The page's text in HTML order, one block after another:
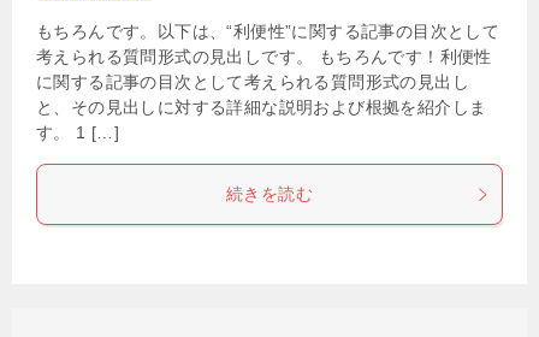
もちろんです。以下は、“利便性”に関する記事の目次として
考えられる質問形式の見出しです。 もちろんです！利便性
に関する記事の目次として考えられる質問形式の見出し
と、その見出しに対する詳細な説明および根拠を紹介しま
す。 1 […]
続きを読む